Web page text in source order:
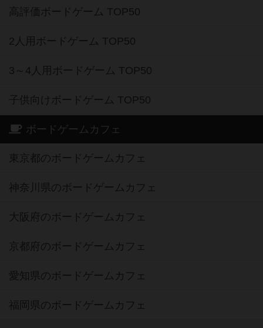
高評価ボードゲーム TOP50
2人用ボードゲーム TOP50
3～4人用ボードゲーム TOP50
子供向けボードゲーム TOP50
ボードゲームカフェ
東京都のボードゲームカフェ
神奈川県のボードゲームカフェ
大阪府のボードゲームカフェ
京都府のボードゲームカフェ
愛知県のボードゲームカフェ
福岡県のボードゲームカフェ